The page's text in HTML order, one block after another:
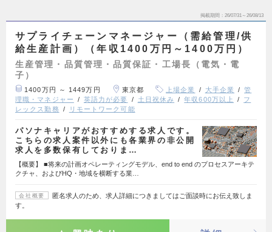
掲載期間 26/07/31～26/08/13
サプライチェーンマネージャー（需給管理/供
給生産計画）（年収1400万円～1400万円）
生産管理・品質管理・品質保証・工場長（電気・電
子）
1400万円 ～ 1449万円 東京都 上場企業 大手企業
管
理職・マネジャー
英語力が必要 土日祝休み 年収600万以上
フ
レックス勤務
リモートワーク可能
パソナキャリアがおすすめする求人です。
こちらの求人案件以外にも各業界の非公開
求人を多数保有しておりま…
【概要】 ■将来の計画オペレーティングモデル、end to end のプロセスアーキテ
クチャ、およびHQ・地域を横断する業…
会社概要
匿名求人のため、求人詳細につきましてはご面談時にお伝え致しま
す。